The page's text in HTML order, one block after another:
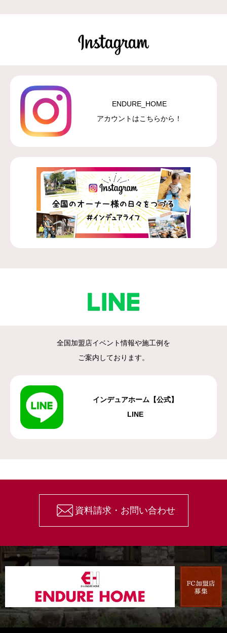
ENDURE_HOME
アカウントはこちらから！
全国加盟店イベント情報や施工例を
ご案内しております。
インデュアホーム【公式】
LINE
資料請求・お問い合わせ